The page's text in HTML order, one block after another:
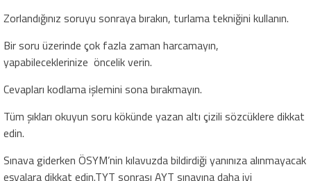
Zorlandığınız soruyu sonraya bırakın, turlama tekniğini kullanın.
Bir soru üzerinde çok fazla zaman harcamayın,
yapabileceklerinize öncelik verin.
Cevapları kodlama işlemini sona bırakmayın.
Tüm şıkları okuyun soru kökünde yazan altı çizili sözcüklere dikkat
edin.
Sınava giderken ÖSYM’nin kılavuzda bildirdiği yanınıza alınmayacak
eşyalara dikkat edin.TYT sonrası AYT sınavına daha iyi